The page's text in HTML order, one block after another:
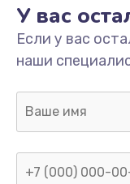
У вас
Если у вас
наши